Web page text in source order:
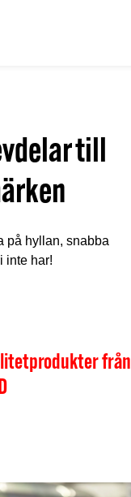
till
på hyllan, snabba
inte har!
från